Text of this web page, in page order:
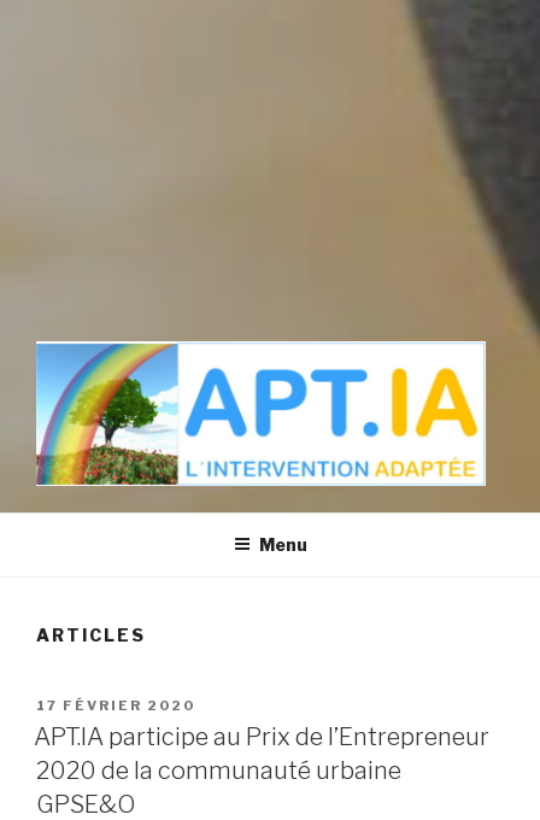
APT.IA
Menu
ARTICLES
PUBLIÉ
LE
17 FÉVRIER 2020
APT.IA participe au Prix de l’Entrepreneur
2020 de la communauté urbaine
GPSE&O